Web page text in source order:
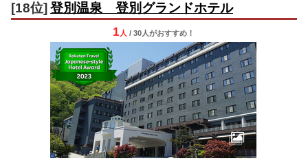
[18位] 登別温泉 登別グランドホテル
1 人 / 30人がおすすめ！